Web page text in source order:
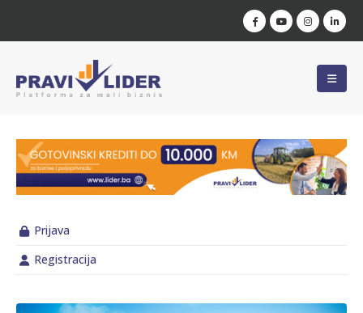
Prijava
Registracija